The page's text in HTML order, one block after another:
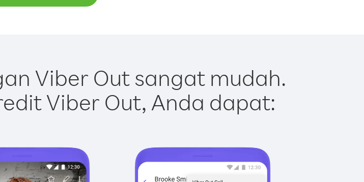
Viber Out sangat mudah.
Viber Out, Anda dapat: